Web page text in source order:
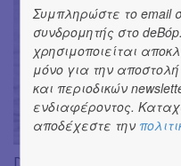
Don't Let Me Be
Συμπληρώστε το email
συνδρομητής στο
χρησιμοποιείται
μόνο για την
και περιοδικών
ενδιαφέροντος.
αποδέχεστε την